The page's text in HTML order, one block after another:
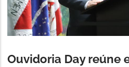
Ouvidoria Day reúne